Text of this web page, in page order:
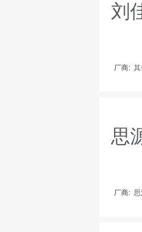
刘
厂商:
思
厂商: